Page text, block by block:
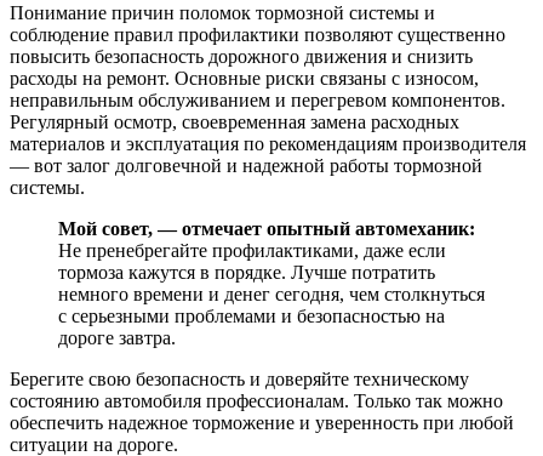
Понимание причин поломок тормозной системы и
соблюдение правил профилактики позволяют существенно
повысить безопасность дорожного движения и снизить
расходы на ремонт. Основные риски связаны с износом,
неправильным обслуживанием и перегревом компонентов.
Регулярный осмотр, своевременная замена расходных
материалов и эксплуатация по рекомендациям производителя
— вот залог долговечной и надежной работы тормозной
системы.
Мой совет, — отмечает опытный автомеханик:
Не пренебрегайте профилактиками, даже если
тормоза кажутся в порядке. Лучше потратить
немного времени и денег сегодня, чем столкнуться
с серьезными проблемами и безопасностью на
дороге завтра.
Берегите свою безопасность и доверяйте техническому
состоянию автомобиля профессионалам. Только так можно
обеспечить надежное торможение и уверенность при любой
ситуации на дороге.